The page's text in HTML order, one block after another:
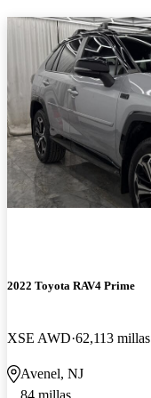
2022 Toyota RAV4 Prime
XSE AWD 62,113 millas
Avenel, NJ